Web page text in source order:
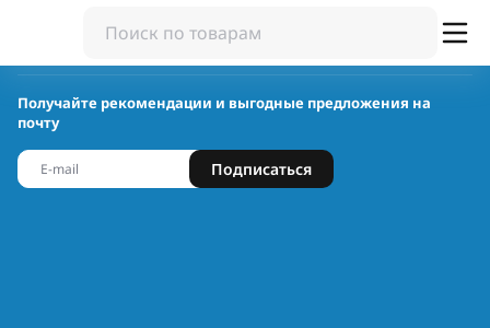
Получайте рекомендации и выгодные предложения на
почту
Подписаться